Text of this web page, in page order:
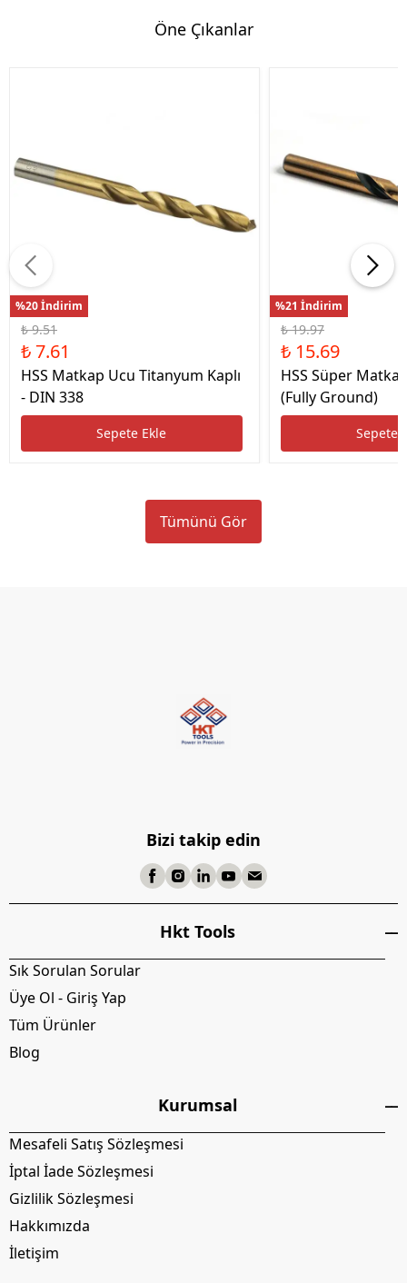
Öne Çıkanlar
%20 İndirim
₺ 9.51
₺ 7.61
HSS Matkap Ucu Titanyum Kaplı
- DIN 338
Sepete Ekle
%21 İndirim
₺ 19.97
₺ 15.69
HSS Süper
(Fully Ground)
Sepete
Tümünü Gör
Bizi takip edin
Hkt Tools
Sık Sorulan Sorular
Üye Ol - Giriş Yap
Tüm Ürünler
Blog
Kurumsal
Mesafeli Satış Sözleşmesi
İptal İade Sözleşmesi
Gizlilik Sözleşmesi
Hakkımızda
İletişim